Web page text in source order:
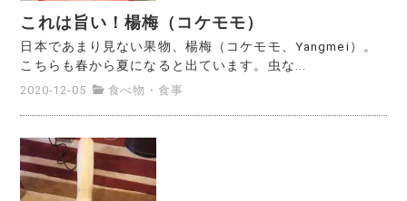
これは旨い！楊梅（コケモモ）
日本であまり見ない果物、楊梅（コケモモ、Yangmei）。
こちらも春から夏になると出ています。虫な...
2020-12-05 食べ物・食事